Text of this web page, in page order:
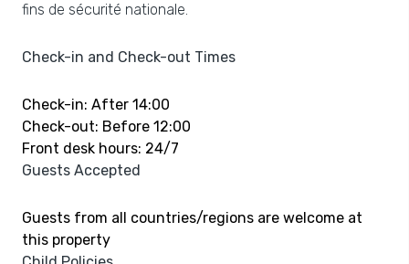
fins de sécurité nationale.
Check-in and Check-out Times
Check-in: After 14:00
Check-out: Before 12:00
Front desk hours: 24/7
Guests Accepted
Guests from all countries/regions are welcome at
this property